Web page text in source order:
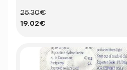
25.30€
19.02€